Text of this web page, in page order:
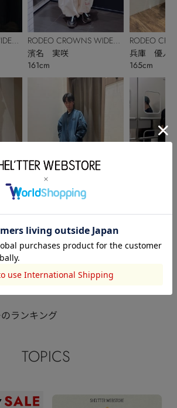
RODEO CROWNS WIDE
BOWL
濱名 実咲
161cm
RODEO CROWNS WIDE
BOWL
兵庫 優人
165cm
RODEO
BOWL
兵庫 優人
165cm
RODEO
人がチェックしている商品
ランキング
TOPICS